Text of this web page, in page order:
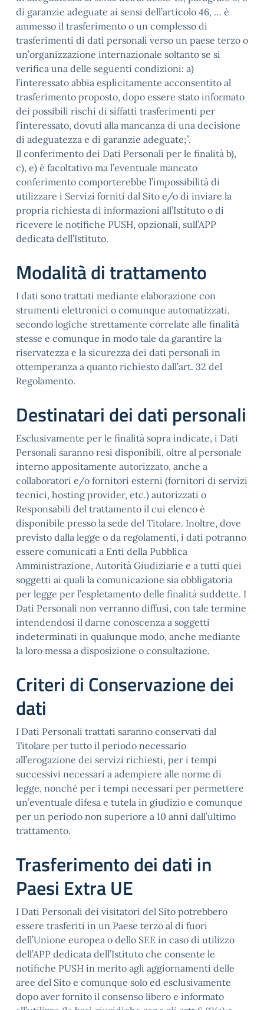
di garanzie adeguate ai sensi dell’articolo 46, … è
ammesso il trasferimento o un complesso di
trasferimenti di dati personali verso un paese terzo o
un’organizzazione internazionale soltanto se si
verifica una delle seguenti condizioni: a)
l’interessato abbia esplicitamente acconsentito al
trasferimento proposto, dopo essere stato informato
dei possibili rischi di siffatti trasferimenti per
l’interessato, dovuti alla mancanza di una decisione
di adeguatezza e di garanzie adeguate;”.
Il conferimento dei Dati Personali per le finalità b),
c), e) è facoltativo ma l’eventuale mancato
conferimento comporterebbe l’impossibilità di
utilizzare i Servizi forniti dal Sito e/o di inviare la
propria richiesta di informazioni all’Istituto o di
ricevere le notifiche PUSH, opzionali, sull’APP
dedicata dell’Istituto.
Modalità di trattamento
I dati sono trattati mediante elaborazione con
strumenti elettronici o comunque automatizzati,
secondo logiche strettamente correlate alle finalità
stesse e comunque in modo tale da garantire la
riservatezza e la sicurezza dei dati personali in
ottemperanza a quanto richiesto dall’art. 32 del
Regolamento.
Destinatari dei dati personali
Esclusivamente per le finalità sopra indicate, i Dati
Personali saranno resi disponibili, oltre al personale
interno appositamente autorizzato, anche a
collaboratori e/o fornitori esterni (fornitori di servizi
tecnici, hosting provider, etc.) autorizzati o
Responsabili del trattamento il cui elenco è
disponibile presso la sede del Titolare. Inoltre, dove
previsto dalla legge o da regolamenti, i dati potranno
essere comunicati a Enti della Pubblica
Amministrazione, Autorità Giudiziarie e a tutti quei
soggetti ai quali la comunicazione sia obbligatoria
per legge per l’espletamento delle finalità suddette. I
Dati Personali non verranno diffusi, con tale termine
intendendosi il darne conoscenza a soggetti
indeterminati in qualunque modo, anche mediante
la loro messa a disposizione o consultazione.
Criteri di Conservazione dei
dati
I Dati Personali trattati saranno conservati dal
Titolare per tutto il periodo necessario
all’erogazione dei servizi richiesti, per i tempi
successivi necessari a adempiere alle norme di
legge, nonché per i tempi necessari per permettere
un’eventuale difesa e tutela in giudizio e comunque
per un periodo non superiore a 10 anni dall’ultimo
trattamento.
Trasferimento dei dati in
Paesi Extra UE
I Dati Personali dei visitatori del Sito potrebbero
essere trasferiti in un Paese terzo al di fuori
dell’Unione europea o dello SEE in caso di utilizzo
dell’APP dedicata dell’Istituto che consente le
notifiche PUSH in merito agli aggiornamenti delle
aree del Sito e comunque solo ed esclusivamente
dopo aver fornito il consenso libero e informato